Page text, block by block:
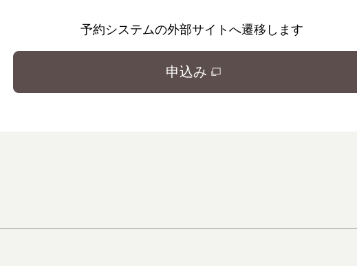
予約システムの外部サイトへ遷移します
申込み